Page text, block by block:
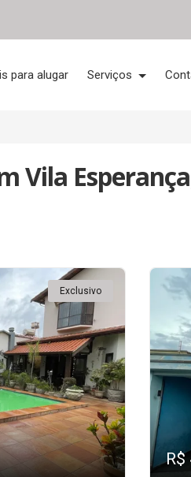
para alugar Serviços
Vila
Exclusivo
R$